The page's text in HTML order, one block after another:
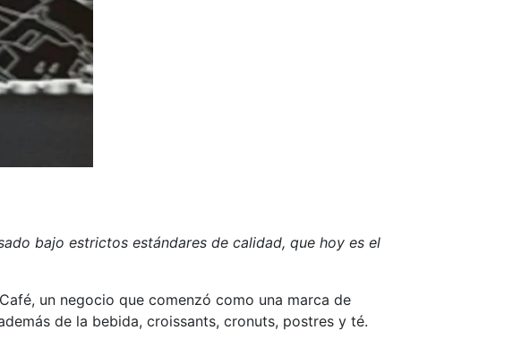
bajo estrictos estándares de calidad, que hoy es el
un negocio que comenzó como una marca de
de la bebida, croissants, cronuts, postres y té.